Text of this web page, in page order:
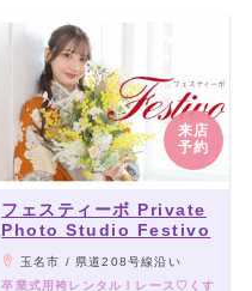
来店
予約
フェスティーボ Private
Photo Studio Festivo
玉名市 / 県道208号線沿い
卒業式用袴レンタル！レース♡くす